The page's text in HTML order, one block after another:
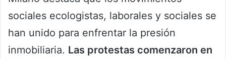
sociales ecologistas, laborales y sociales se
han unido para enfrentar la presión
inmobiliaria. Las protestas comenzaron en